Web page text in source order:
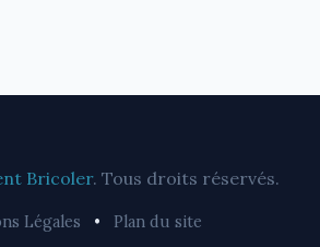
Bricoler. Tous droits réservés.
Légales • Plan du site